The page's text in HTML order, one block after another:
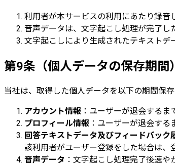
利用者が本サービスの利用にあたり録音
音声データは、文字起こし処理が完了し
文字起こしにより生成されたテキストデ
第9条（個人データの保存期間）
当社は、取得した個人データを以下の期間保存
アカウント情報 ：ユーザーが退会するま
プロフィール情報 ：ユーザーが退会する
回答テキストデータ及びフィードバック
該利用者がユーザー登録をした場合は、
音声データ ：文字起こし処理完了後速や